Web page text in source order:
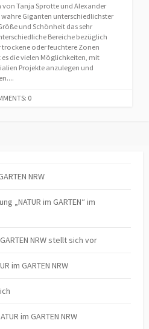
von Tanja Sprotte und Alexander
Giganten unterschiedlichster
und Schönheit das sehr
Bereiche bezüglich
oder feuchtere Zonen
die vielen Möglichkeiten, mit
Projekte anzulegen und
0
NRW
„NATUR im GARTEN“ im
NRW stellt sich vor
im GARTEN NRW
im GARTEN NRW